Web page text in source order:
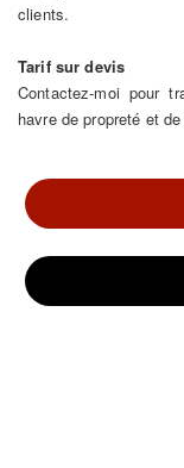
clients.
Tarif sur devis
Contactez-moi pour
havre de propreté et